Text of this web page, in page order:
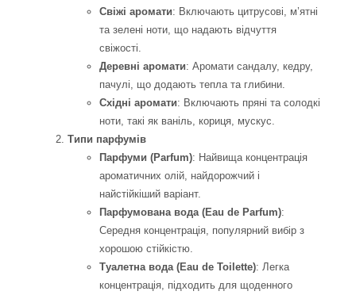
Свіжі аромати: Включають цитрусові, м’ятні
та зелені ноти, що надають відчуття
свіжості.
Деревні аромати: Аромати сандалу, кедру,
пачулі, що додають тепла та глибини.
Східні аромати: Включають пряні та солодкі
ноти, такі як ваніль, кориця, мускус.
Типи парфумів
Парфуми (Parfum): Найвища концентрація
ароматичних олій, найдорожчий і
найстійкіший варіант.
Парфумована вода (Eau de Parfum):
Середня концентрація, популярний вибір з
хорошою стійкістю.
Туалетна вода (Eau de Toilette): Легка
концентрація, підходить для щоденного